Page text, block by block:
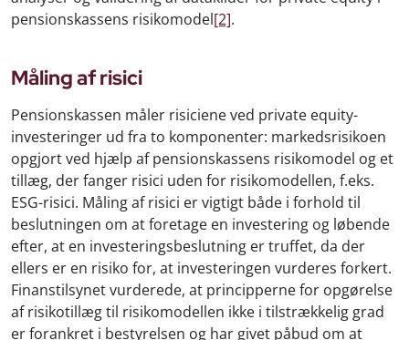
pensionskassens risikomodel[2].
Måling af risici
Pensionskassen måler risiciene ved private equity-
investeringer ud fra to komponenter: markedsrisikoen
opgjort ved hjælp af pensionskassens risikomodel og et
tillæg, der fanger risici uden for risikomodellen, f.eks.
ESG-risici. Måling af risici er vigtigt både i forhold til
beslutningen om at foretage en investering og løbende
efter, at en investeringsbeslutning er truffet, da der
ellers er en risiko for, at investe­ringen vurderes forkert.
Finanstilsynet vurderede, at principperne for opgørelse
af risikotillæg til risikomodellen ikke i tilstrækkelig grad
er forankret i bestyrelsen og har givet påbud om at